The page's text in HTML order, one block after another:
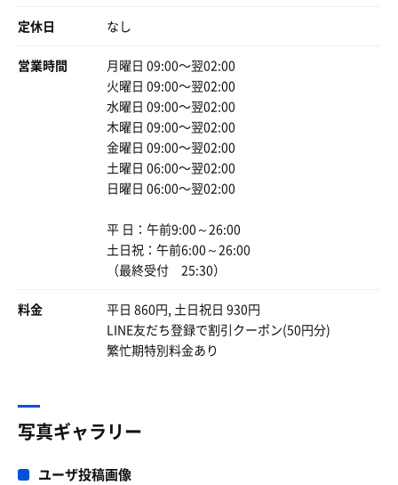
塩塗りこめるサウナ
もう慣れたもんよ！！
ちょっと汗出たなのタイミングで塗りこむ
そして！！！！
温度普通のサウナと比べて低めなので
長いこと入れる！！！！
ちょっとずつサウナーーに近づいてるぞ！！！
にやにやにやにや
【おまけ】
推しがたくさん出たので
ゆる入欲も本能に備わっているのではないか。
サウナに入ってスッキリしたい、寝る前には毎日お風呂に
入って体を綺麗にしたい、サウナのためなら食欲をも抑え
もうこれは三大欲求に仲間入りして、四大欲求としてしま
えばいいんだ。
そんなことを考えながら今日もととのった。
なお、休憩室も充実していた。
定休日 なし
営業時間
月曜日 09:00〜翌02:00
火曜日 09:00〜翌02:00
水曜日 09:00〜翌02:00
木曜日 09:00〜翌02:00
金曜日 09:00〜翌02:00
土曜日 06:00〜翌02:00
日曜日 06:00〜翌02:00
平 日：午前9:00～26:00
土日祝：午前6:00～26:00
（最終受付 25:30）
料金
平日 860円, 土日祝日 930円
LINE友だち登録で割引クーポン(50円分)
繁忙期特別料金あり
写真ギャラリー
ユーザ投稿画像